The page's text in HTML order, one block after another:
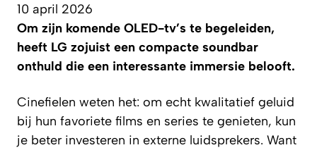
10 april 2026
Om zijn komende OLED-tv’s te begeleiden,
heeft LG zojuist een compacte soundbar
onthuld die een interessante immersie belooft.
Cinefielen weten het: om echt kwalitatief geluid
bij hun favoriete films en series te genieten, kun
je beter investeren in externe luidsprekers. Want